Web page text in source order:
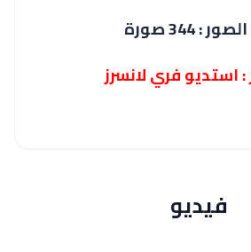
: 344 صورة
استديو فري لانسرز
فيديو